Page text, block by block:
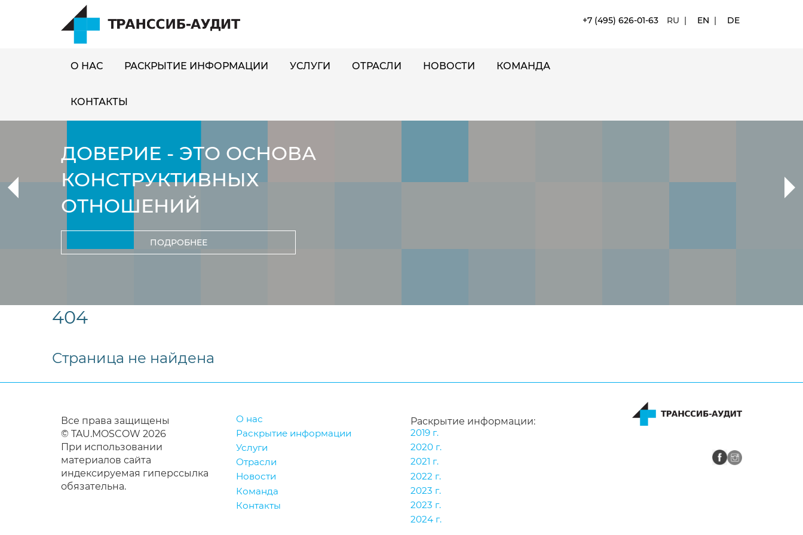
+7 (495) 626-01-63 RU | EN | DE
О НАС РАСКРЫТИЕ ИНФОРМАЦИИ УСЛУГИ ОТРАСЛИ НОВОСТИ КОМАНДА
КОНТАКТЫ
ОСНОВА
404
Страница не найдена
Все права защищены
© TAU.MOSCOW 2026
При использовании
материалов сайта
индексируемая гиперссылка
обязательна.
О нас
Раскрытие информации
Услуги
Отрасли
Новости
Команда
Контакты
Раскрытие информации:
2019 г.
2020 г.
2021 г.
2022 г.
2023 г.
2023 г.
2024 г.